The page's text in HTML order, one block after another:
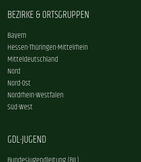
BEZIRKE & ORTSGRUPPEN
Bayern
Hessen-Thüringen-Mittelrhein
Mitteldeutschland
Nord
Nord-Ost
Nordrhein-Westfalen
Süd-West
GDL-JUGEND